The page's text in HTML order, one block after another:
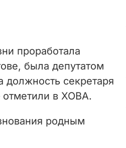
проработала
была депутатом
должность секретаря
отметили в ХОВА.
родным